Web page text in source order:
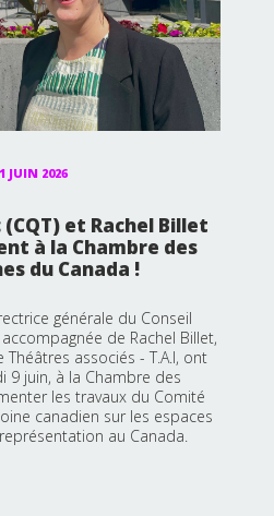
JUIN 2026
et Rachel Billet
à la Chambre des
du Canada !
générale du Conseil
de Rachel Billet,
associés - T.A.I, ont
9 juin, à la Chambre des
les travaux du Comité
canadien sur les espaces
au Canada.